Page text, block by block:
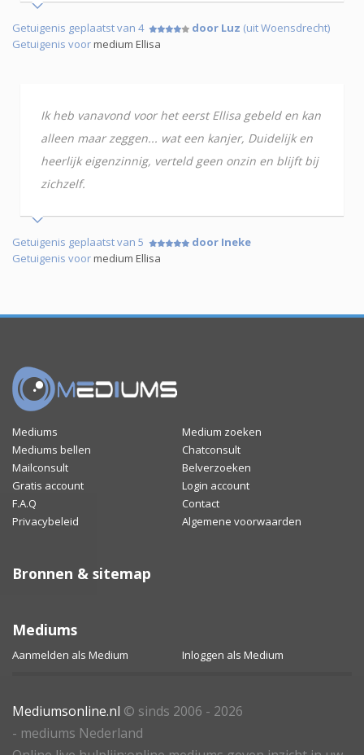
Getuigenis geplaatst van 4 door Luz (uit Woensdrecht)
Getuigenis voormedium Ellisa
Ik heb vanavond voor het eerst Ellisa gebeld en kan
alleen maar zeggen... wat een kanjer, Duidelijk en
heerlijk eigenzinnig, verteld geen onzin en blijft bij
zichzelf.
Getuigenis geplaatst van 5
door Ineke
Getuigenis voormedium Ellisa
Mediums
Medium zoeken
Mediums bellen
Chatconsult
Mailconsult
Belverzoeken
Gratis account
Login account
F.A.Q
Contact
Privacybeleid
Algemene voorwaarden
Bronnen & sitemap
Mediums
Aanmelden als Medium Inloggen als Medium
Mediumsonline.nl © sinds 2006 - 2026
- mediums Nederland